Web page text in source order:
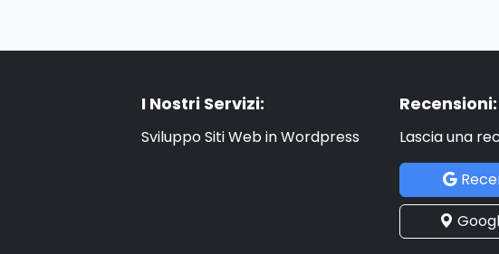
I Nostri Servizi:
Sviluppo Siti Web in Wordpress
Recensioni:
Lascia una